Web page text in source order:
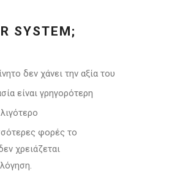
SYSTEM;
δεν χάνει την αξία του
είναι γρηγορότερη
φορές το
χρειάζεται